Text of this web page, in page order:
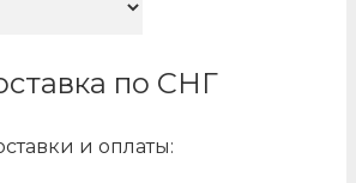
по СНГ
и оплаты: